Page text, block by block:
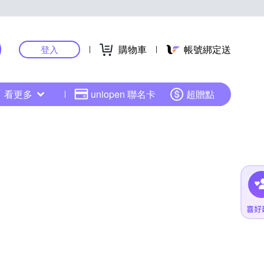
登入 購物車 帳號綁定送
看更多 uniopen 聯名卡 超贈點